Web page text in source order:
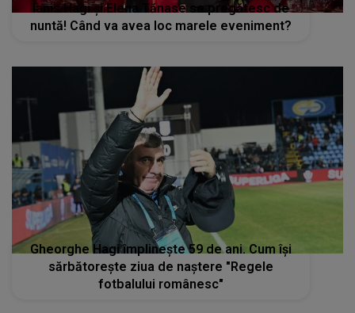
Ianis Hagi și Elena Tănase se pregătesc de
nuntă! Când va avea loc marele eveniment?
Gheorghe Hagi împlineşte 59 de ani. Cum îşi
sărbătoreşte ziua de naştere "Regele
fotbalului românesc"